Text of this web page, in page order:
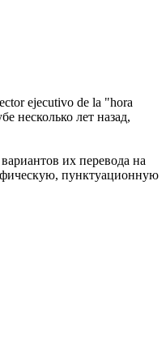
ejecutivo de la "hora
несколько лет назад,
их перевода на
пунктуационную